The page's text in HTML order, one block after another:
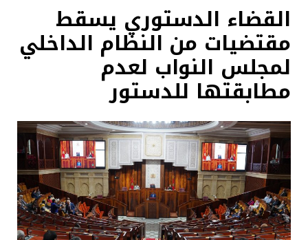
القضاء الدستوري يسقط
مقتضيات من النظام الداخلي
لمجلس النواب لعدم
مطابقتها للدستور